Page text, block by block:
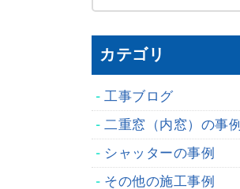
カテゴリ
工事ブログ
二重窓（内窓）の事例
シャッターの事例
その他の施工事例